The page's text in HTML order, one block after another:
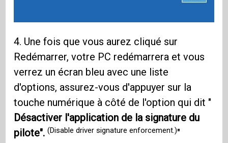
4. Une fois que vous aurez cliqué sur
Redémarrer, votre PC redémarrera et vous
verrez un écran bleu avec une liste
d'options, assurez-vous d'appuyer sur la
touche numérique à côté de l'option qui dit "
Désactiver l'application de la signature du
pilote".(Disable driver signature enforcement.)"